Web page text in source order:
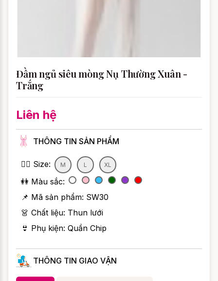
Đầm ngủ siêu mòng Nụ Thường Xuân -
Trắng
Liên hệ
THÔNG TIN SẢN PHẨM
👯‍♀️ Size: M L XL
👭 Màu sắc:
📌 Mã sản phẩm: SW30
👗 Chất liệu: Thun lưới
👙 Phụ kiện: Quần Chip
THÔNG TIN GIAO VẬN